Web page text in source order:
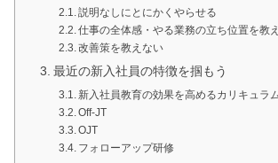
説明なしにとにかくやらせる
仕事の全体感・やる業務の立ち位置を教
改善策を教えない
最近の新入社員の特徴を掴もう
新入社員教育の効果を高めるカリキュラ
Off-JT
OJT
フォローアップ研修